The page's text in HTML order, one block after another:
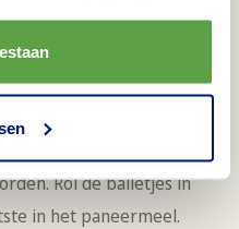
op laag vuur.
en lente-ui fijn.
Vorm met vochtige
Rol de balletjes in
in het paneermeel.